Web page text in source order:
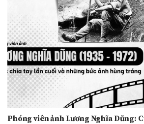
Phóng viên ảnh Lương Nghĩa Dũng: